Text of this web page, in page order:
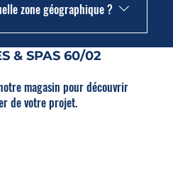
& SPAS 60/02
magasin pour découvrir
de votre projet.
pergolas, et tous les
zone géographique ?
selon projet et